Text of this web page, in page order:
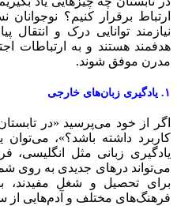
توانایی درک و انتقال
هستند و به ارتباطات
موفق شوند.
از خود می‌پرسید «در
داشته باشد؟»، می‌توان
زبانی مثل انگلیسی،
درهای جدیدی به روی شما
تحصیل و شغل مفیدند،
مختلف و آدم‌هایی از